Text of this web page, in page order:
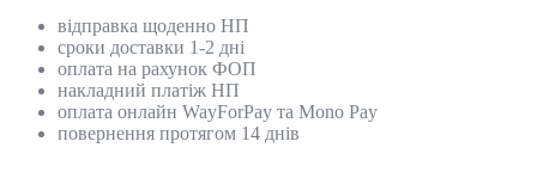
відправка щоденно НП
сроки доставки 1-2 дні
оплата на рахунок ФОП
накладний платіж НП
оплата онлайн WayForPay та Mono Pay
повернення протягом 14 днів